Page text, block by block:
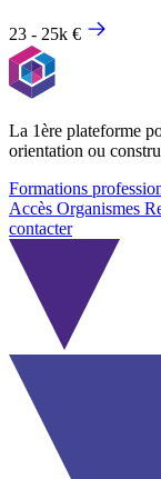
23 - 25k €
La 1ère plateforme
orientation ou
Formations
Accès Organismes
contacter